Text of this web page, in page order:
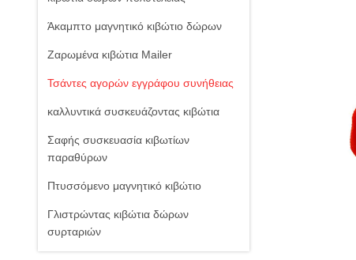
Άκαμπτο μαγνητικό κιβώτιο δώρων
Ζαρωμένα κιβώτια Mailer
Τσάντες αγορών εγγράφου συνήθειας
καλλυντικά συσκευάζοντας κιβώτια
Σαφής συσκευασία κιβωτίων
παραθύρων
Πτυσσόμενο μαγνητικό κιβώτιο
Γλιστρώντας κιβώτια δώρων
συρταριών